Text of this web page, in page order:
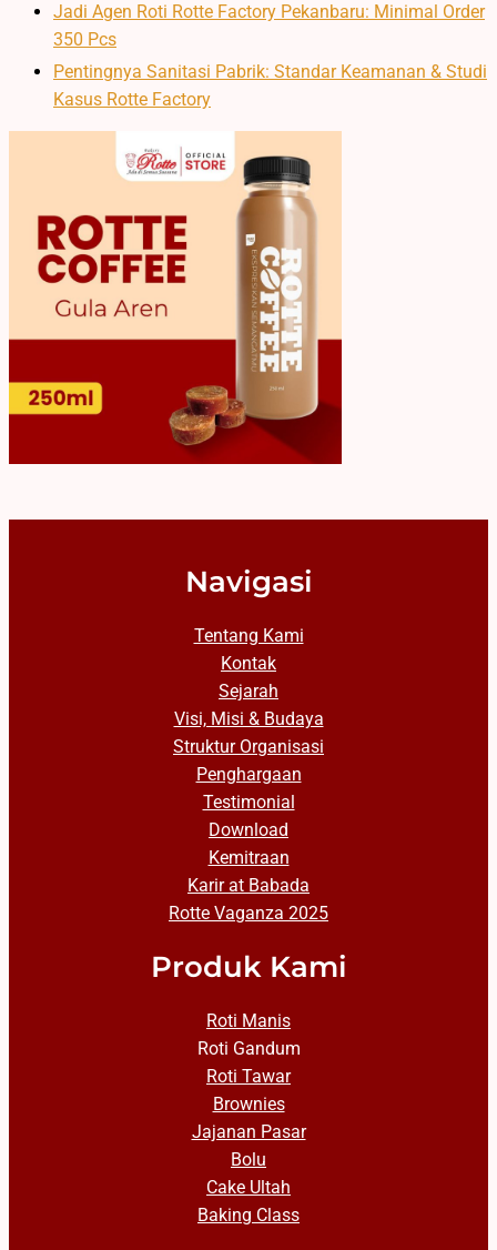
Jadi Agen Roti Rotte Factory Pekanbaru: Minimal Order
350 Pcs
Pentingnya Sanitasi Pabrik: Standar Keamanan & Studi
Kasus Rotte Factory
Navigasi
Tentang Kami
Kontak
Sejarah
Visi, Misi & Budaya
Struktur Organisasi
Penghargaan
Testimonial
Download
Kemitraan
Karir at Babada
Rotte Vaganza 2025
Produk Kami
Roti Manis
Roti Gandum
Roti Tawar
Brownies
Jajanan Pasar
Bolu
Cake Ultah
Baking Class